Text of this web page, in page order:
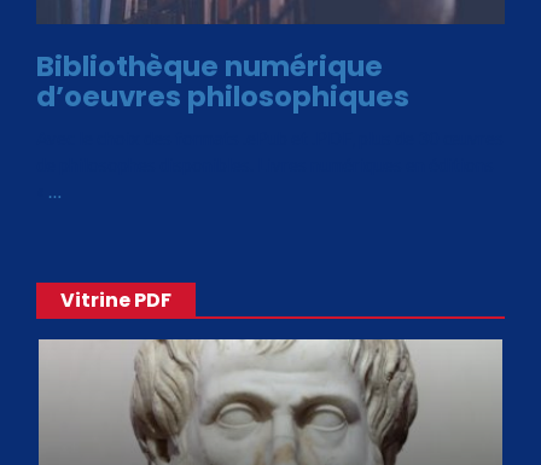
Bibliothèque numérique
d’oeuvres philosophiques
…
Vitrine PDF